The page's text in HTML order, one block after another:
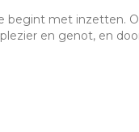
begint met inzetten.
en genot, en